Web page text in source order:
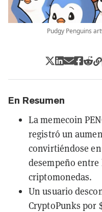
Pudgy Penguins
En Resumen
La memecoin
registró un
convirtiéndose
desempeño entre
criptomonedas.
Un usuario
CryptoPunks por